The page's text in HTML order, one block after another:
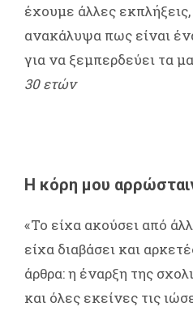
έχουμε άλλες
ανακάλυψα πως είναι
για να ξεμπερδεύει τα
30 ετών
Η κόρη μου
«Το είχα ακούσει από
είχα διαβάσει και
άρθρα: η έναρξη της
και όλες εκείνες τις